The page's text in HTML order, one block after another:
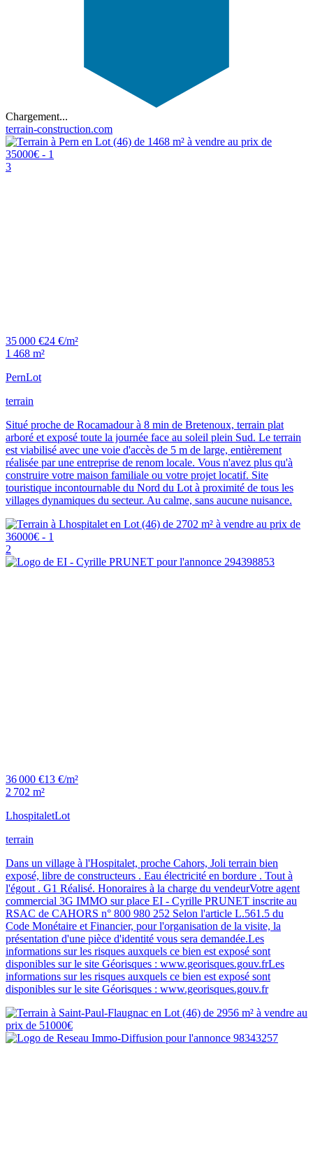
Chargement...
terrain-construction.com
3
35 000 €24 €/m²
1 468 m²
PernLot
terrain
Situé proche de Rocamadour à 8 min de Bretenoux, terrain plat
arboré et exposé toute la journée face au soleil plein Sud. Le terrain
est viabilisé avec une voie d'accès de 5 m de large, entièrement
réalisée par une entreprise de renom locale. Vous n'avez plus qu'à
construire votre maison familiale ou votre projet locatif. Site
touristique incontournable du Nord du Lot à proximité de tous les
villages dynamiques du secteur. Au calme, sans aucune nuisance.
2
36 000 €13 €/m²
2 702 m²
LhospitaletLot
terrain
Dans un village à l'Hospitalet, proche Cahors, Joli terrain bien
exposé, libre de constructeurs . Eau électricité en bordure . Tout à
l'égout . G1 Réalisé. Honoraires à la charge du vendeurVotre agent
commercial 3G IMMO sur place EI - Cyrille PRUNET inscrite au
RSAC de CAHORS n° 800 980 252 Selon l'article L.561.5 du
Code Monétaire et Financier, pour l'organisation de la visite, la
présentation d'une pièce d'identité vous sera demandée.Les
informations sur les risques auxquels ce bien est exposé sont
disponibles sur le site Géorisques : www.georisques.gouv.frLes
informations sur les risques auxquels ce bien est exposé sont
disponibles sur le site Géorisques : www.georisques.gouv.fr